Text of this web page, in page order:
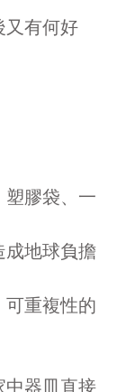
又有何好
膠袋、一
地球負擔
重複性的
器皿直接